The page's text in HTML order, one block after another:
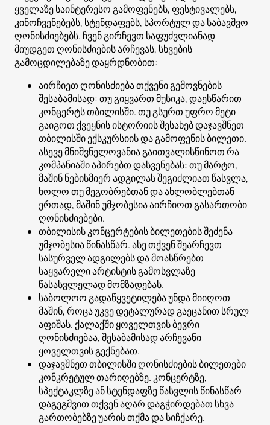
ყველაზე საინტერესო გამოფენებს, ფესტივალებს,
კინოჩვენებებს, სტენდაფებს, სპორტულ და საბავშვო
ღონისძიებებს. ჩვენ გირჩევთ საფუძვლიანად
მიუდგეთ ღონისძიების არჩევას, სხვების
გამოცდილებაზე დაყრდნობით:
აირჩიეთ ღონისძიება თქვენი გემოვნების
შესაბამისად: თუ გიყვართ მუსიკა, დაესწარით
კონცერტს თბილისში. თუ გსურთ უფრო მეტი
გაიგოთ ქვეყნის ისტორიის შესახებ დაჯავშნეთ
თბილისში ექსკურსიის და გამოფენის ბილეთი.
ასევე მნიშვნელოვანია გაითვალისწინოთ რა
კომპანიაში აპირებთ დასვენებას: თუ მარტო,
მაშინ ნებისმიერ ადგილას შეგიძლიათ წასვლა,
ხოლო თუ მეგობრებთან და ახლობლებთან
ერთად, მაშინ უმჯობესია აირჩიოთ გასართობი
ღონისძიებები.
თბილისის კონცერტების ბილეთების შეძენა
უმჯობესია წინასწარ. ასე თქვენ შეარჩევთ
სასურველ ადგილებს და მოასწრებთ
საყვარელი არტისტის გამოსვლაზე
წასასვლელად მომზადებას.
საბოლოო გადაწყვეტილება უნდა მიიღოთ
მაშინ, როცა უკვე დეტალურად გაეცანით სრულ
აფიშას. ქალაქში ყოველთვის ბევრი
ღონისძიებაა, შესაბამისად არჩევანი
ყოველთვის გექნებათ.
დაჯავშნეთ თბილისში ღონისძიების ბილეთები
კონკრეტულ თარიღებზე. კონცერტზე,
სპექტაკლზე ან სტენდაფზე წასვლის წინასწარ
დაგეგმვით თქვენ აღარ დაგჭირდებათ სხვა
გართობებზე უარის თქმა და სიჩქარე.